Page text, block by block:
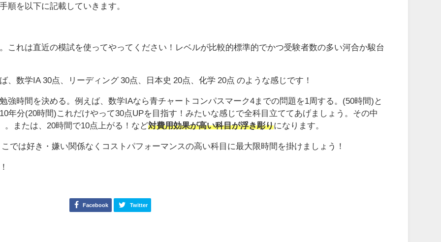
順を以下に記載していきます。
れは直近の模試を使ってやってください！レベルが比較的標準的でかつ受験者数の多い河合か駿台
数学IA 30点、リーディング 30点、日本史 20点、化学 20点 のような感じです！
時間を決める。例えば、数学IAなら青チャートコンパスマーク4までの問題を1周する。(50時間)と
年分(20時間)これだけやって30点UPを目指す！みたいな感じで全科目立ててあげましょう。その中
。または、20時間で10点上がる！など対費用効果が高い科目が浮き彫りになります。
では好き・嫌い関係なくコストパフォーマンスの高い科目に最大限時間を掛けましょう！
Facebook Twitter